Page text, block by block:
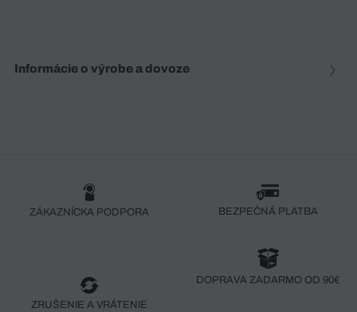
Informácie o výrobe a dovoze
ZÁKAZNÍCKA PODPORA BEZPEČNÁ PLATBA
ZRUŠENIE A VRÁTENIE
DOPRAVA ZADARMO OD 90€